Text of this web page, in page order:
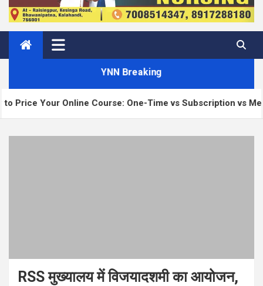
YNN Breaking
Online Course: One-Time vs Subscription vs Membership
RSS मुख्यालय में विजयादशमी का आयोजन,